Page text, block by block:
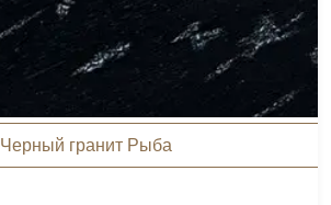
Черный гранит Рыба